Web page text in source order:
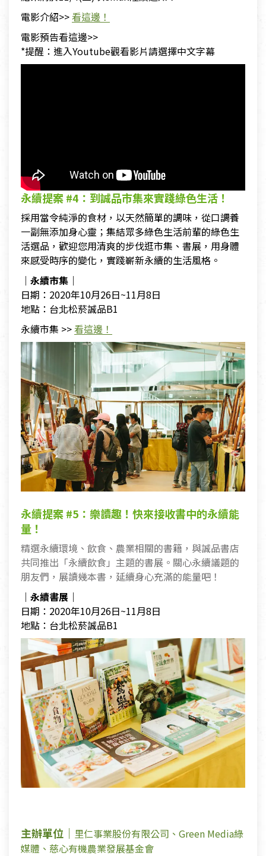
電影介紹>>看這邊！
電影預告看這邊>>
*提醒：進入Youtube觀看影片請選擇中文字幕
永續提案 #4：到誠品市集來實踐綠色生活！
採用當令純淨的食材，以天然簡單的調味，從口調養
一副無添加身心靈；集結眾多綠色生活前輩的綠色生
活選品，歡迎您用清爽的步伐逛市集、書展，用身體
來感受時序的變化，實踐嶄新永續的生活風格。
｜永續市集｜
日期：2020年10月26日~11月8日
地點：台北松菸誠品B1
永續市集 >>看這邊！
永續提案 #5：樂讀趣！快來接收書中的永續能
量！
精選永續環境、飲食、農業相關的書籍，與誠品書店
共同推出「永續飲食」主題的書展。關心永續議題的
朋友們，展讀幾本書，延續身心充滿的能量吧！
｜永續書展｜
日期：2020年10月26日~11月8日
地點：台北松菸誠品B1
主辦單位｜ 里仁事業股份有限公司、Green Media綠
媒體、慈心有機農業發展基金會